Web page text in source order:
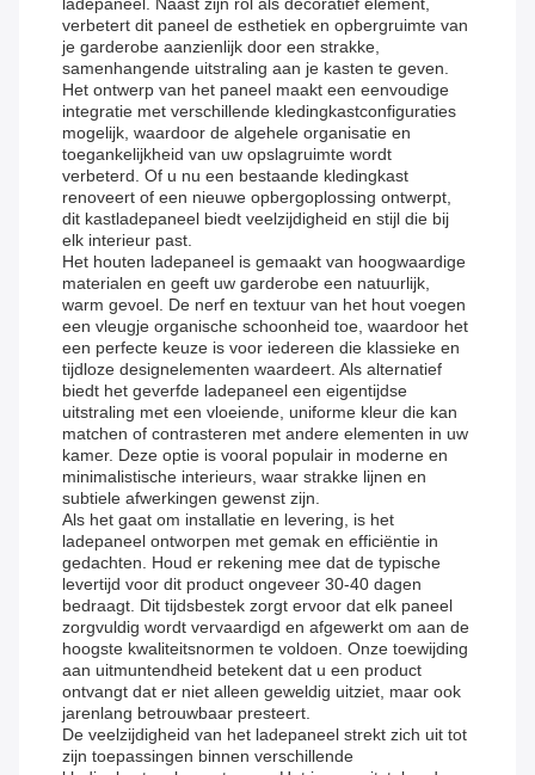
ladepaneel. Naast zijn rol als decoratief element,
verbetert dit paneel de esthetiek en opbergruimte van
je garderobe aanzienlijk door een strakke,
samenhangende uitstraling aan je kasten te geven.
Het ontwerp van het paneel maakt een eenvoudige
integratie met verschillende kledingkastconfiguraties
mogelijk, waardoor de algehele organisatie en
toegankelijkheid van uw opslagruimte wordt
verbeterd. Of u nu een bestaande kledingkast
renoveert of een nieuwe opbergoplossing ontwerpt,
dit kastladepaneel biedt veelzijdigheid en stijl die bij
elk interieur past.
Het houten ladepaneel is gemaakt van hoogwaardige
materialen en geeft uw garderobe een natuurlijk,
warm gevoel. De nerf en textuur van het hout voegen
een vleugje organische schoonheid toe, waardoor het
een perfecte keuze is voor iedereen die klassieke en
tijdloze designelementen waardeert. Als alternatief
biedt het geverfde ladepaneel een eigentijdse
uitstraling met een vloeiende, uniforme kleur die kan
matchen of contrasteren met andere elementen in uw
kamer. Deze optie is vooral populair in moderne en
minimalistische interieurs, waar strakke lijnen en
subtiele afwerkingen gewenst zijn.
Als het gaat om installatie en levering, is het
ladepaneel ontworpen met gemak en efficiëntie in
gedachten. Houd er rekening mee dat de typische
levertijd voor dit product ongeveer 30-40 dagen
bedraagt. Dit tijdsbestek zorgt ervoor dat elk paneel
zorgvuldig wordt vervaardigd en afgewerkt om aan de
hoogste kwaliteitsnormen te voldoen. Onze toewijding
aan uitmuntendheid betekent dat u een product
ontvangt dat er niet alleen geweldig uitziet, maar ook
jarenlang betrouwbaar presteert.
De veelzijdigheid van het ladepaneel strekt zich uit tot
zijn toepassingen binnen verschillende